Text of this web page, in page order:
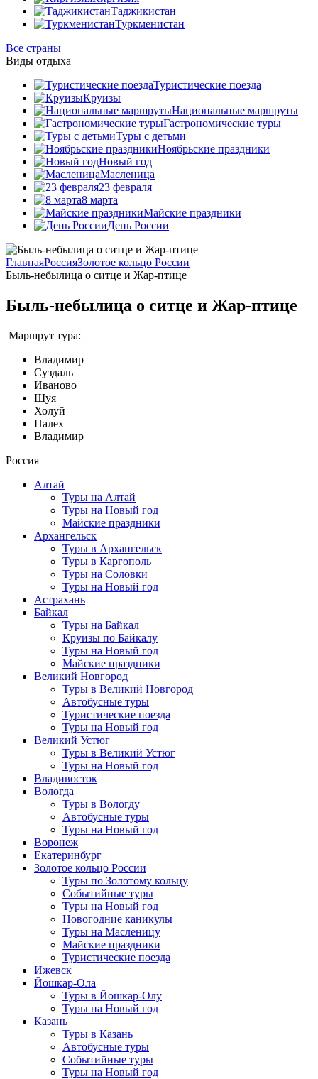
Таджикистан
Туркменистан
Все страны
Виды отдыха
Туристические поезда
Круизы
Национальные маршруты
Гастрономические туры
Туры с детьми
Ноябрьские праздники
Новый год
Масленица
23 февраля
8 марта
Майские праздники
День России
ГлавнаяРоссияЗолотое кольцо России
Быль-небылица о ситце и Жар-птице
Быль-небылица о ситце и Жар-птице
Маршрут тура:
Владимир
Суздаль
Иваново
Шуя
Холуй
Палех
Владимир
Россия
Алтай
Туры на Алтай
Туры на Новый год
Майские праздники
Архангельск
Туры в Архангельск
Туры в Каргополь
Туры на Соловки
Туры на Новый год
Астрахань
Байкал
Туры на Байкал
Круизы по Байкалу
Туры на Новый год
Майские праздники
Великий Новгород
Туры в Великий Новгород
Автобусные туры
Туристические поезда
Туры на Новый год
Великий Устюг
Туры в Великий Устюг
Туры на Новый год
Владивосток
Вологда
Туры в Вологду
Автобусные туры
Туры на Новый год
Воронеж
Екатеринбург
Золотое кольцо России
Туры по Золотому кольцу
Событийные туры
Туры на Новый год
Новогодние каникулы
Туры на Масленицу
Майские праздники
Туристические поезда
Ижевск
Йошкар-Ола
Туры в Йошкар-Олу
Туры на Новый год
Казань
Туры в Казань
Автобусные туры
Событийные туры
Туры на Новый год